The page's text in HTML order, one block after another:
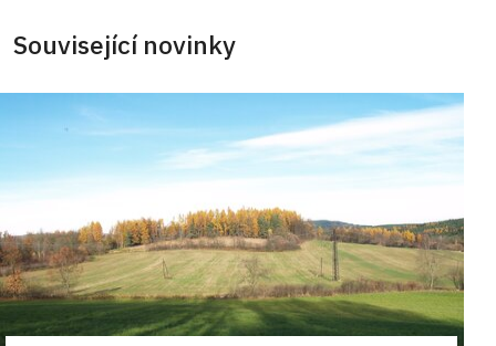
Související novinky